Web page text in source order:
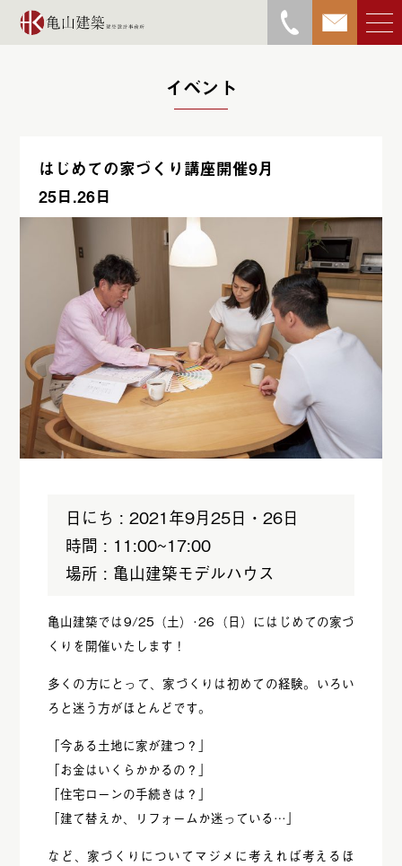
亀山勝物語
イベント
はじめての家づくり講座開催9月
25日.26日
日にち : 2021年9月25日・26日
時間 : 11:00~17:00
場所 : 亀山建築モデルハウス
亀山建築では9/25（土）･26（日）にはじめての家づ
くりを開催いたします！
多くの方にとって、家づくりは初めての経験。いろい
ろと迷う方がほとんどです。
「今ある土地に家が建つ？」
「お金はいくらかかるの？」
「住宅ローンの手続きは？」
「建て替えか、リフォームか迷っている…」
など、家づくりについてマジメに考えれば考えるほ